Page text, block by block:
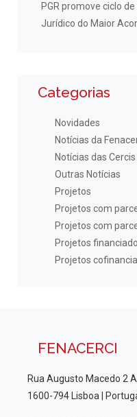
PGR promove ciclo
Jurídico do Maior
Categorias
Novidades
Notícias da
Notícias das Cercis
Outras Notícias
Projetos
Projetos com
Projetos com
Projetos
Projetos
FENACERCI
Rua Augusto Macedo 2 A
1600-794 Lisboa |